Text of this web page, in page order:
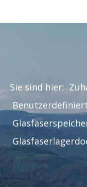
Sie sind hier: